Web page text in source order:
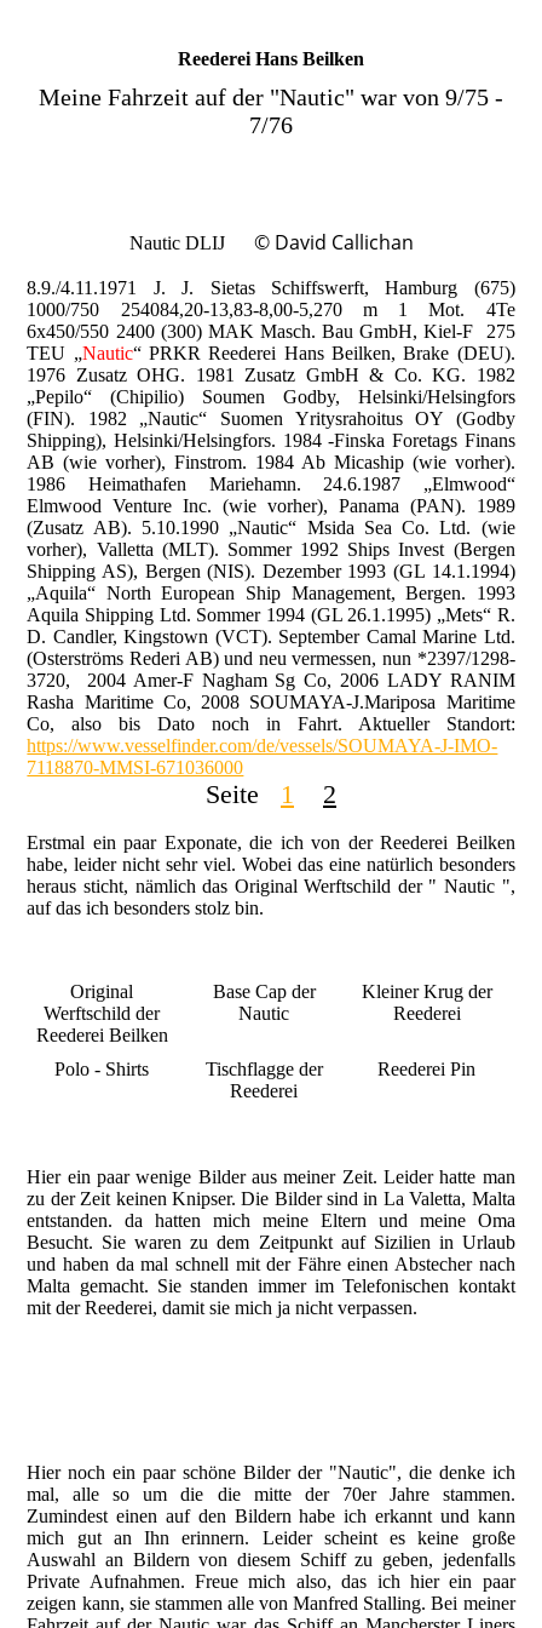
Reederei Hans Beilken
Meine Fahrzeit auf der "Nautic" war von 9/75 -
7/76
Nautic DLIJ © David Callichan
8.9./4.11.1971 J. J. Sietas Schiffswerft, Hamburg (675)
1000/750 254084,20-13,83-8,00-5,270 m 1 Mot. 4Te
6x450/550 2400 (300) MAK Masch. Bau GmbH, Kiel-F 275
TEU „Nautic“ PRKR Reederei Hans Beilken, Brake (DEU).
1976 Zusatz OHG. 1981 Zusatz GmbH & Co. KG. 1982
„Pepilo“ (Chipilio) Soumen Godby, Helsinki/Helsingfors
(FIN). 1982 „Nautic“ Suomen Yritysrahoitus OY (Godby
Shipping), Helsinki/Helsingfors. 1984 -Finska Foretags Finans
AB (wie vorher), Finstrom. 1984 Ab Micaship (wie vorher).
1986 Heimathafen Mariehamn. 24.6.1987 „Elmwood“
Elmwood Venture Inc. (wie vorher), Panama (PAN). 1989
(Zusatz AB). 5.10.1990 „Nautic“ Msida Sea Co. Ltd. (wie
vorher), Valletta (MLT). Sommer 1992 Ships Invest (Bergen
Shipping AS), Bergen (NIS). Dezember 1993 (GL 14.1.1994)
„Aquila“ North European Ship Management, Bergen. 1993
Aquila Shipping Ltd. Sommer 1994 (GL 26.1.1995) „Mets“ R.
D. Candler, Kingstown (VCT). September Camal Marine Ltd.
(Osterströms Rederi AB) und neu vermessen, nun *2397/1298-
3720, 2004 Amer-F Nagham Sg Co, 2006 LADY RANIM
Rasha Maritime Co, 2008 SOUMAYA-J.Mariposa Maritime
Co, also bis Dato noch in Fahrt. Aktueller Standort:
https://www.vesselfinder.com/de/vessels/SOUMAYA-J-IMO-
7118870-MMSI-671036000
Seite 1 2
Erstmal ein paar Exponate, die ich von der Reederei Beilken
habe, leider nicht sehr viel. Wobei das eine natürlich besonders
heraus sticht, nämlich das Original Werftschild der " Nautic ",
auf das ich besonders stolz bin.
Original
Werftschild der
Reederei Beilken
Base Cap der
Nautic
Kleiner Krug der
Reederei
Polo - Shirts
Tischflagge der
Reederei
Reederei Pin
Hier ein paar wenige Bilder aus meiner Zeit. Leider hatte man
zu der Zeit keinen Knipser. Die Bilder sind in La Valetta, Malta
entstanden. da hatten mich meine Eltern und meine Oma
Besucht. Sie waren zu dem Zeitpunkt auf Sizilien in Urlaub
und haben da mal schnell mit der Fähre einen Abstecher nach
Malta gemacht. Sie standen immer im Telefonischen kontakt
mit der Reederei, damit sie mich ja nicht verpassen.
Hier noch ein paar schöne Bilder der "Nautic", die denke ich
mal, alle so um die die mitte der 70er Jahre stammen.
Zumindest einen auf den Bildern habe ich erkannt und kann
mich gut an Ihn erinnern. Leider scheint es keine große
Auswahl an Bildern von diesem Schiff zu geben, jedenfalls
Private Aufnahmen. Freue mich also, das ich hier ein paar
zeigen kann, sie stammen alle von Manfred Stalling. Bei meiner